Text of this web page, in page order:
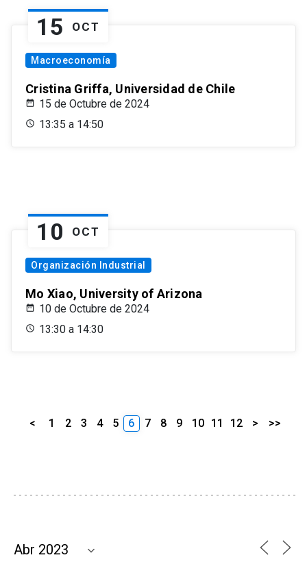
15 OCT
Macroeconomía
Cristina Griffa, Universidad de Chile
15 de Octubre de 2024
13:35 a 14:50
10 OCT
Organización Industrial
Mo Xiao, University of Arizona
10 de Octubre de 2024
13:30 a 14:30
< 1 2 3 4 5 6 7 8 9 10 11 12 > >>